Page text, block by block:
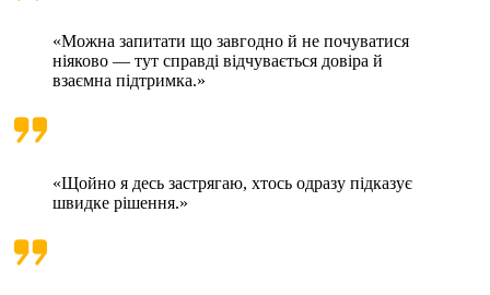
«Можна запитати що завгодно й не почуватися
ніяково — тут справді відчувається довіра й
взаємна підтримка.»
«Щойно я десь застрягаю, хтось одразу підказує
швидке рішення.»